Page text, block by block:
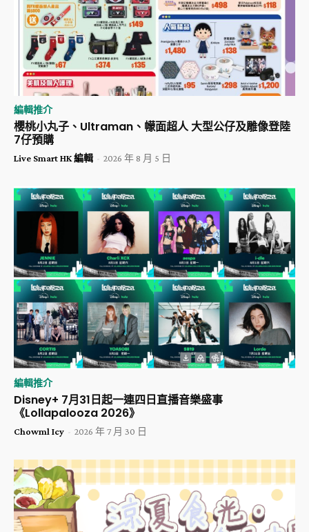
編輯推介
櫻桃小丸子、Ultraman、幪面超人 大型公仔及雕像登陸
7仔預購
Live Smart HK 編輯 - 2026 年 8 月 5 日
編輯推介
Disney+ 7月31日起一連四日直播音樂盛事
《Lollapalooza 2026》
Chowml Icy - 2026 年 7 月 30 日